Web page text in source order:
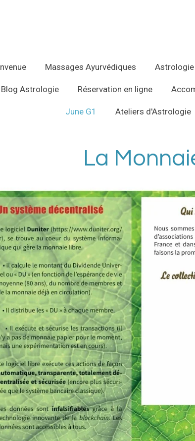
Massages Ayurvédiques Astrologie
Blog Astrologie Réservation en ligne
June G1 Ateliers d'Astrologie
La